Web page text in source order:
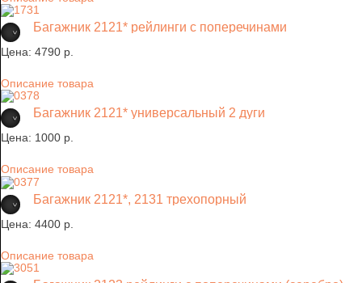
Багажник 2121* рейлинги с поперечинами
Цена: 4790 p.
Описание товара
Багажник 2121* универсальный 2 дуги
Цена: 1000 p.
Описание товара
Багажник 2121*, 2131 трехопорный
Цена: 4400 p.
Описание товара